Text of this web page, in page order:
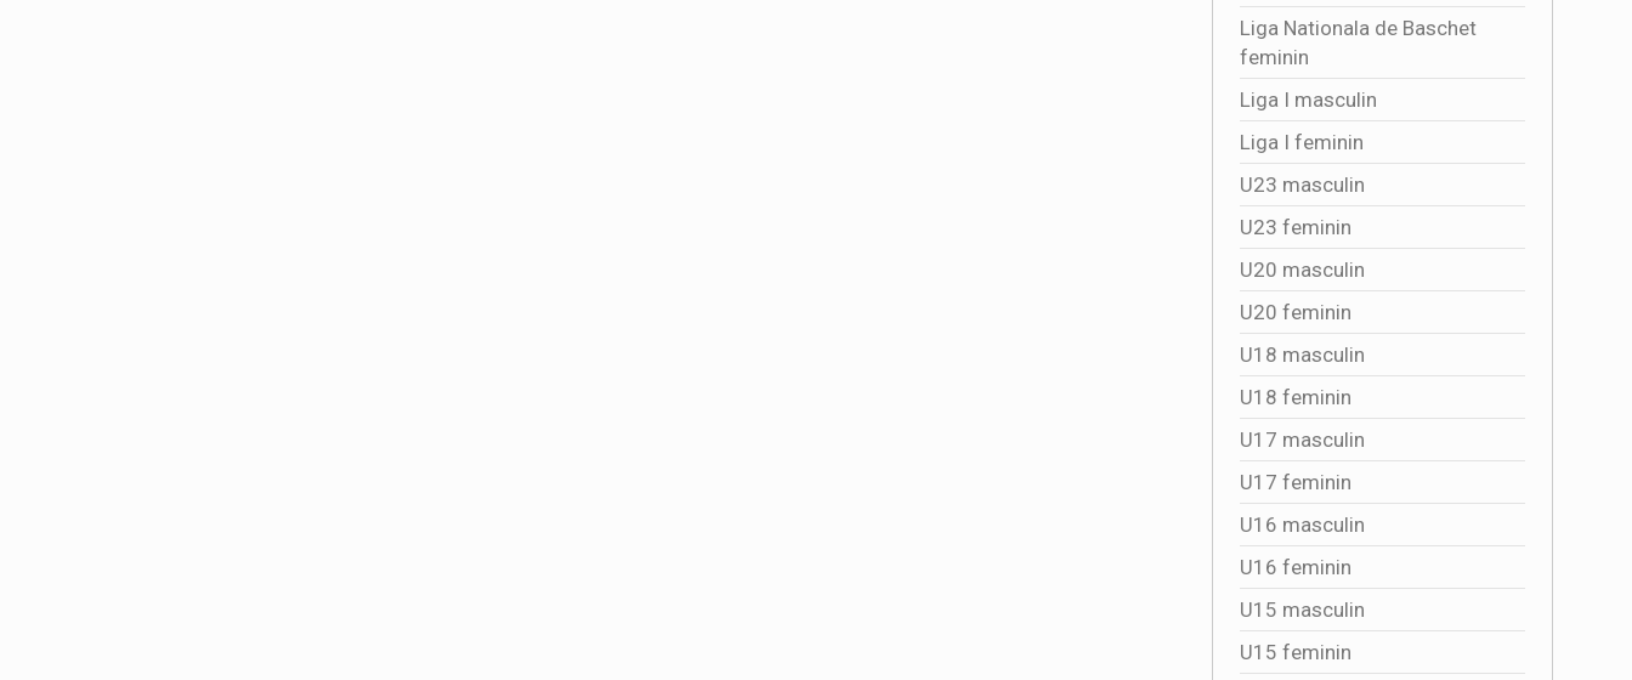
Liga Nationala de Baschet
feminin
Liga I masculin
Liga I feminin
U23 masculin
U23 feminin
U20 masculin
U20 feminin
U18 masculin
U18 feminin
U17 masculin
U17 feminin
U16 masculin
U16 feminin
U15 masculin
U15 feminin